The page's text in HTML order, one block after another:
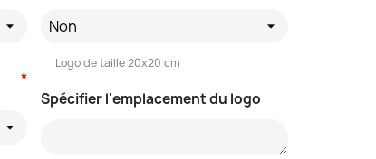
*
Non
Logo de taille 20x20 cm
Spécifier l'emplacement du logo